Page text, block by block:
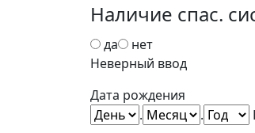
Наличие спас.
да
нет
Неверный ввод
Дата рождения
.
.